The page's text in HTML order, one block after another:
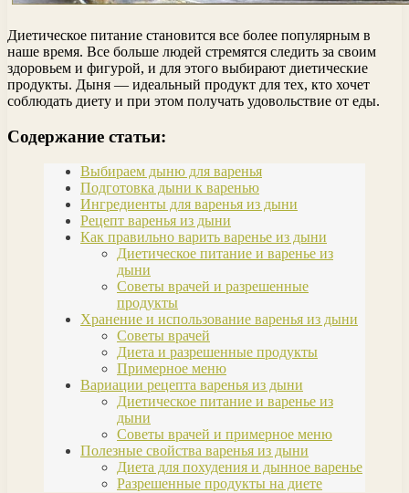
Диетическое питание становится все более популярным в
наше время. Все больше людей стремятся следить за своим
здоровьем и фигурой, и для этого выбирают диетические
продукты. Дыня — идеальный продукт для тех, кто хочет
соблюдать диету и при этом получать удовольствие от еды.
Содержание статьи:
Выбираем дыню для варенья
Подготовка дыни к варенью
Ингредиенты для варенья из дыни
Рецепт варенья из дыни
Как правильно варить варенье из дыни
Диетическое питание и варенье из
дыни
Советы врачей и разрешенные
продукты
Хранение и использование варенья из дыни
Советы врачей
Диета и разрешенные продукты
Примерное меню
Вариации рецепта варенья из дыни
Диетическое питание и варенье из
дыни
Советы врачей и примерное меню
Полезные свойства варенья из дыни
Диета для похудения и дынное варенье
Разрешенные продукты на диете